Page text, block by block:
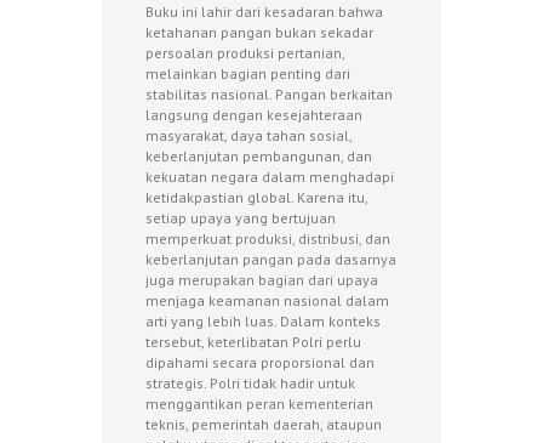
Buku ini lahir dari kesadaran bahwa
ketahanan pangan bukan sekadar
persoalan produksi pertanian,
melainkan bagian penting dari
stabilitas nasional. Pangan berkaitan
langsung dengan kesejahteraan
masyarakat, daya tahan sosial,
keberlanjutan pembangunan, dan
kekuatan negara dalam menghadapi
ketidakpastian global. Karena itu,
setiap upaya yang bertujuan
memperkuat produksi, distribusi, dan
keberlanjutan pangan pada dasarnya
juga merupakan bagian dari upaya
menjaga keamanan nasional dalam
arti yang lebih luas. Dalam konteks
tersebut, keterlibatan Polri perlu
dipahami secara proporsional dan
strategis. Polri tidak hadir untuk
menggantikan peran kementerian
teknis, pemerintah daerah, ataupun